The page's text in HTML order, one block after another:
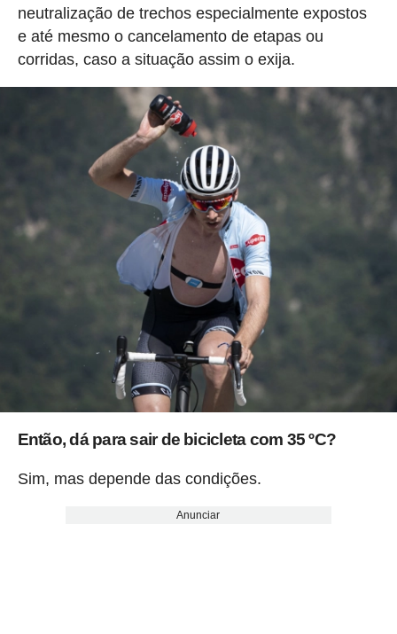
neutralização de trechos especialmente expostos
e até mesmo o cancelamento de etapas ou
corridas, caso a situação assim o exija.
Então, dá para sair de bicicleta com 35 ºC?
Sim, mas depende das condições.
Anunciar